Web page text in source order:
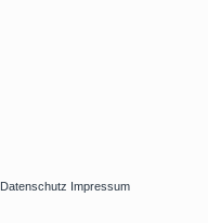
Datenschutz Impressum